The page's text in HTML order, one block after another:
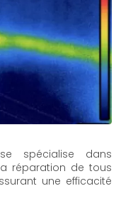
spécialise dans
réparation de tous
une efficacité